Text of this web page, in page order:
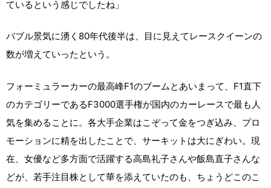
ているという感じでしたね」
バブル景気に湧く80年代後半は、目に見えてレースクイーンの
数が増えていったという。
フォーミュラーカーの最高峰F1のブームとあいまって、F1直下
のカテゴリーであるF3000選手権が国内のカーレースで最も人
気を集めることに。各大手企業はこぞって金をつぎ込み、プロ
モーションに精を出したことで、サーキットは大にぎわい。現
在、女優など多方面で活躍する高島礼子さんや飯島直子さんな
どが、若手注目株として華を添えていたのも、ちょうどこのこ